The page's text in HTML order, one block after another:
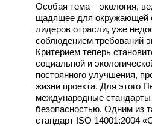
Особая тема – экология,
щадящее для окружающей
лидеров отрасли, уже
соблюдением требований
Критерием теперь
социальной и
постоянного улучшения,
жизни проекта. Для этого
международные стандарты
безопасностью. Одним из
стандарт ISO 14001:2004